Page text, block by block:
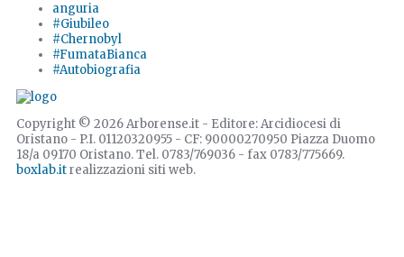
anguria
#Giubileo
#Chernobyl
#FumataBianca
#Autobiografia
Copyright © 2026 Arborense.it - Editore: Arcidiocesi di
Oristano - P.I. 01120320955 - CF: 90000270950 Piazza Duomo
18/a 09170 Oristano. Tel. 0783/769036 - fax 0783/775669.
boxlab.itrealizzazioni siti web.